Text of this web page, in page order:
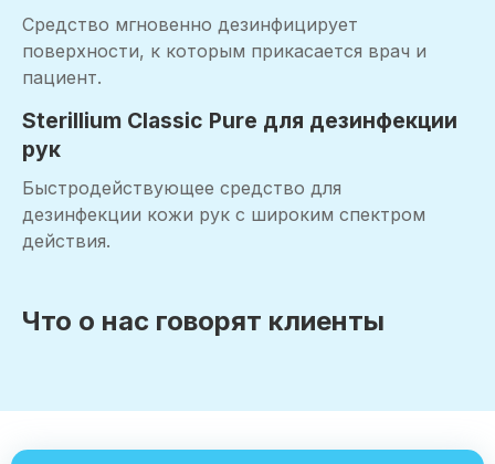
Средство мгновенно дезинфицирует
поверхности, к которым прикасается врач и
пациент.
Sterillium Classic Pure для дезинфекции
рук
Быстродействующее средство для
дезинфекции кожи рук с широким спектром
действия.
Что о нас говорят клиенты